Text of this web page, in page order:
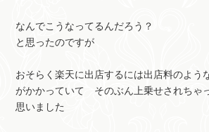
なんでこうなってるんだろう？
と思ったのですが
おそらく楽天に出店するには出店料のよう
がかかっていて そのぶん上乗せされちゃ
思いました